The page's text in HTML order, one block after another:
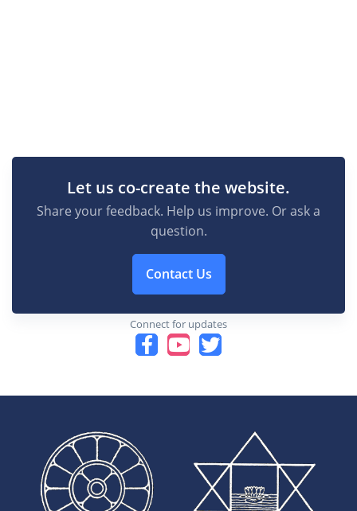
Let us co-create the website.
Share your feedback. Help us improve. Or ask a
question.
Contact Us
Connect for updates